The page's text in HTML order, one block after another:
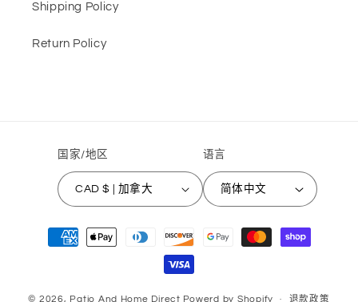
Shipping Policy
Return Policy
国家/地区
CAD $ | 加拿大
语言
简体中文
式
© 2026, Patio And Home Direct Powerd by Shopify 退款政策